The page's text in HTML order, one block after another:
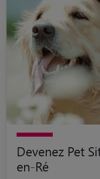
Devenez Pet
en-Ré